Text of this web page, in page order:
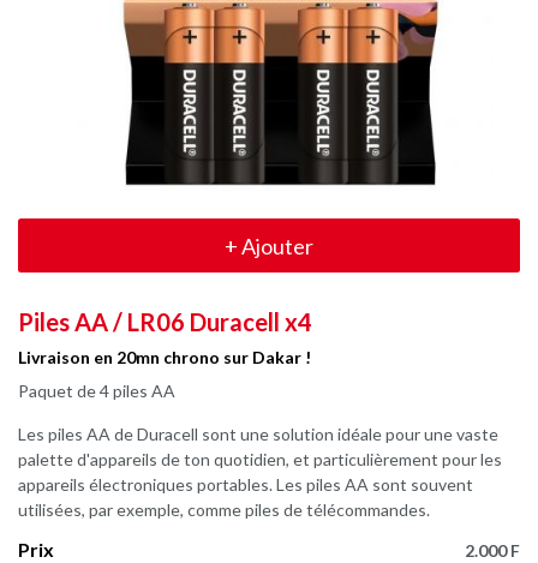
+Ajouter
Piles AA / LR06 Duracell x4
Livraison en 20mn chrono sur Dakar !
Paquet de 4 piles AA
Les piles AA de Duracell sont une solution idéale pour une vaste
palette d'appareils de ton quotidien, et particulièrement pour les
appareils électroniques portables. Les piles AA sont souvent
utilisées, par exemple, comme piles de télécommandes.
Prix 2.000 F